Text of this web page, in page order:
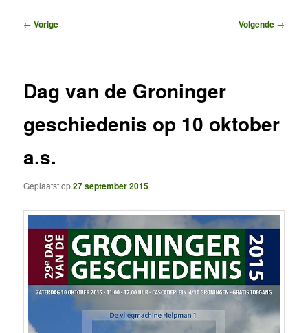
Bericht
← Vorige Volgende →
Dag van de Groninger
geschiedenis op 10 oktober
a.s.
Geplaatst op27 september 2015